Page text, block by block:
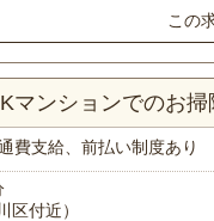
この
マンションでのお
通費支給、前払い制度あり
区付近）